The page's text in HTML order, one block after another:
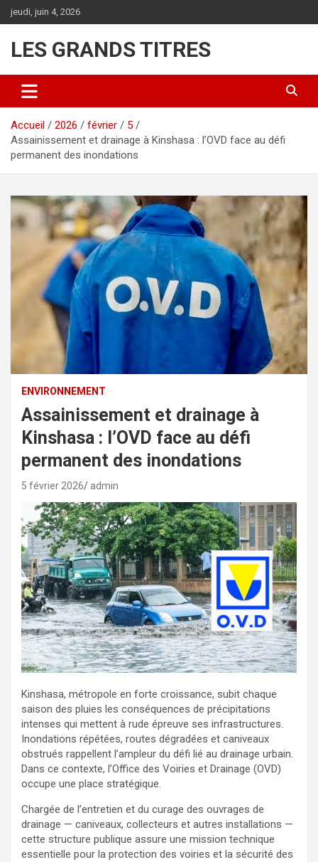
Aller
au
jeudi, juin 4, 2026
LES GRANDS TITRES
Accueil 2026 février
5
Assainissement et drainage à Kinshasa : l’OVD face au défi
permanent des inondations
ENVIRONNEMENT
Assainissement et drainage à
Kinshasa : l’OVD face au défi
permanent des inondations
5 février 2026 admin
Kinshasa, métropole en forte croissance, subit chaque
saison des pluies les conséquences de précipitations
intenses qui mettent à rude épreuve ses infrastructures.
Inondations répétées, routes dégradées et caniveaux
obstrués rappellent l’ampleur du défi lié au drainage urbain.
Dans ce contexte, l’Office des Voiries et Drainage (OVD)
occupe une place stratégique.
Chargée de l’entretien et du curage des ouvrages de
drainage — caniveaux, collecteurs et autres installations —
cette structure publique assure une mission technique
essentielle pour la protection des voiries et la sécurité des